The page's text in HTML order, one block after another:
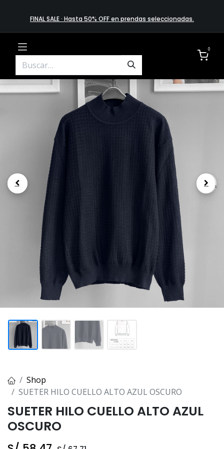
FINAL SALE · Hasta 50% OFF en prendas​ selecciona​das.
0
.
Shop
SUETER HILO CUELLO ALTO AZUL OSCURO
SUETER HILO CUELLO ALTO AZUL
OSCURO